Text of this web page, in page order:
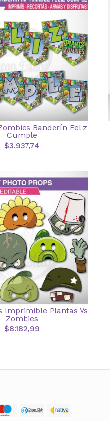
Banderín Feliz
Cumple
$3.937,74
Imprimible Plantas Vs
Zombies
$8.182,99